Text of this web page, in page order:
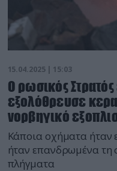
15.04.2025 | 15:03
Ο ρωσικός
εξολόθρευσε
νορβηγικό
Κάποια οχήματα ήταν
ήταν επανδρωμένα τη
πλήγματα